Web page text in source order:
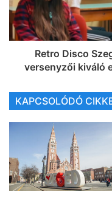
Retro Disco
versenyzői kiváló
KAPCSOLÓDÓ